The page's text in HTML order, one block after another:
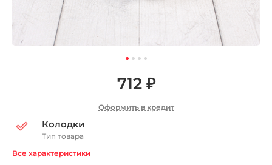
712 ₽
Оформить в кредит
Колодки
Тип товара
Все характеристики